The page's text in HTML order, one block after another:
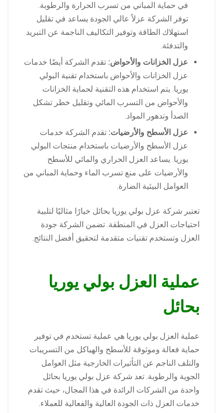
في حماية المباني من تسرب الحرارة والرطوبة.
توفر الشركة عزلاً عالي الجودة يساعد في تقليل
استهلاك الطاقة وتوفير التكاليف الناجمة عن التبريد
والتدفئة.
عزل الخزانات والأحواض: تقدم الشركة أيضًا خدمات
عزل الخزانات والأحواض باستخدام تقنية البولي
يوريا. يتم استخدام هذه التقنية لحماية الخزانات
والأحواض من التسرب المائي وتقليل خطر تشكل
الصدأ وتدهور المواد.
عزل الأسطح والأرضيات: تقدم الشركة خدمات
عزل الأسطح والأرضيات باستخدام منتجات البولي
يوريا. يساعد العزل الحراري والمائي للأسطح
والأرضيات على منع تسرب الماء وحماية المباني من
العوامل البيئية الضارة.
تعتبر شركة عزل بولي يوريا بحائل خيارًا مثاليًا لتلبية
احتياجات العزل في المنطقة. تضمن الشركة جودة
العزل وتستخدم تقنيات متقدمة لتحقيق أفضل النتائج.
عملية العزل بولي يوريا
بحائل
عملية العزل بولي يوريا هي عملية تستخدم في توفير
حماية فعالة وموثوقة للأسطح والهياكل من التسريبات
والتلف الناجم عن التأثيرات الخارجية مثل العوامل
الجوية والرطوبة. تعد شركة عزل بولي يوريا بحائل
واحدة من الشركات الرائدة في هذا المجال، حيث تقدم
خدمات العزل ذات الجودة العالية والفعالية للعملاء.